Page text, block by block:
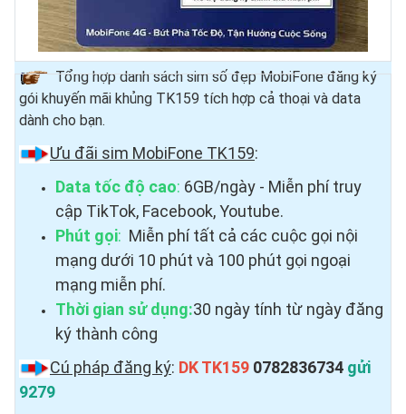
Tổng hợp danh sách sim số đẹp MobiFone đăng ký
gói khuyến mãi khủng TK159 tích hợp cả thoại và data
dành cho bạn.
Ưu đãi sim MobiFone TK159:
Data tốc độ cao: 6GB/ngày - Miễn phí truy
cập TikTok, Facebook, Youtube.
Phút gọi: Miễn phí tất cả các cuộc gọi nội
mạng dưới 10 phút và 100 phút gọi ngoại
mạng miễn phí.
Thời gian sử dụng:30 ngày tính từ ngày đăng
ký thành công
Cú pháp đăng ký: DK TK159 0782836734 gửi
9279